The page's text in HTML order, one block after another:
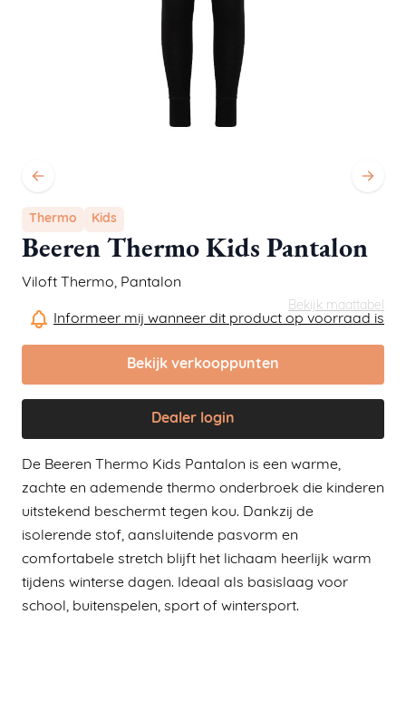
Thermo Kids
Beeren Thermo Kids Pantalon
Viloft Thermo, Pantalon
Bekijk maattabel
Informeer mij wanneer dit product op voorraad is
Bekijk verkooppunten
Dealer login
De Beeren Thermo Kids Pantalon is een warme,
zachte en ademende thermo onderbroek die kinderen
uitstekend beschermt tegen kou. Dankzij de
isolerende stof, aansluitende pasvorm en
comfortabele stretch blijft het lichaam heerlijk warm
tijdens winterse dagen. Ideaal als basislaag voor
school, buitenspelen, sport of wintersport.